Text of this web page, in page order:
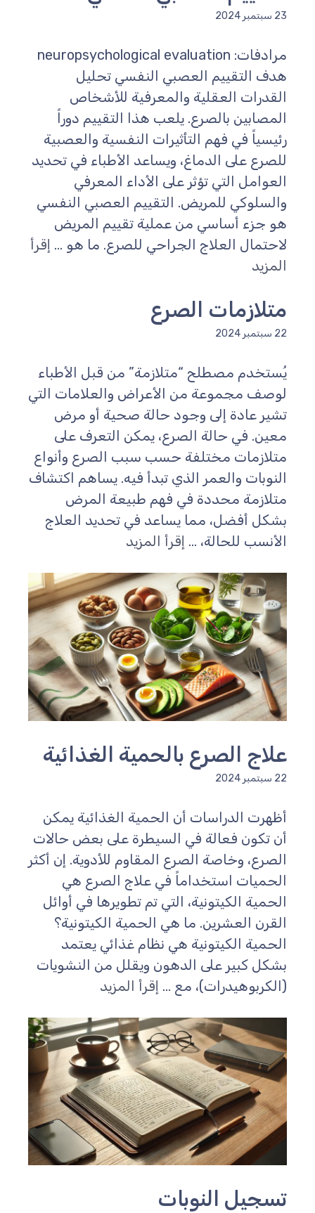
مرادفات: neuropsychological evaluation
التقييم العصبي النفسي تحليل
العقلية والمعرفية للأشخاص
بالصرع. يلعب هذا التقييم دوراً
في فهم التأثيرات النفسية والعصبية
على الدماغ، ويساعد الأطباء في تحديد
التي تؤثر على الأداء المعرفي
للمريض. التقييم العصبي النفسي
جزء أساسي من عملية تقييم المريض
العلاج الجراحي للصرع. ما هو ...إقرأ
الصرع
مصطلح “متلازمة” من قبل الأطباء
مجموعة من الأعراض والعلامات التي
عادة إلى وجود حالة صحية أو مرض
في حالة الصرع، يمكن التعرف على
مختلفة حسب سبب الصرع وأنواع
والعمر الذي تبدأ فيه. يساهم اكتشاف
محددة في فهم طبيعة المرض
أفضل، مما يساعد في تحديد العلاج
للحالة، ...إقرأ المزيد
الصرع بالحمية الغذائية
الدراسات أن الحمية الغذائية يمكن
تكون فعالة في السيطرة على بعض حالات
وخاصة الصرع المقاوم للأدوية. إن أكثر
استخداماً في علاج الصرع هي
الكيتونية، التي تم تطويرها في أوائل
العشرين. ما هي الحمية الكيتونية؟
الكيتونية هي نظام غذائي يعتمد
كبير على الدهون ويقلل من النشويات
مع ...إقرأ المزيد
النوبات